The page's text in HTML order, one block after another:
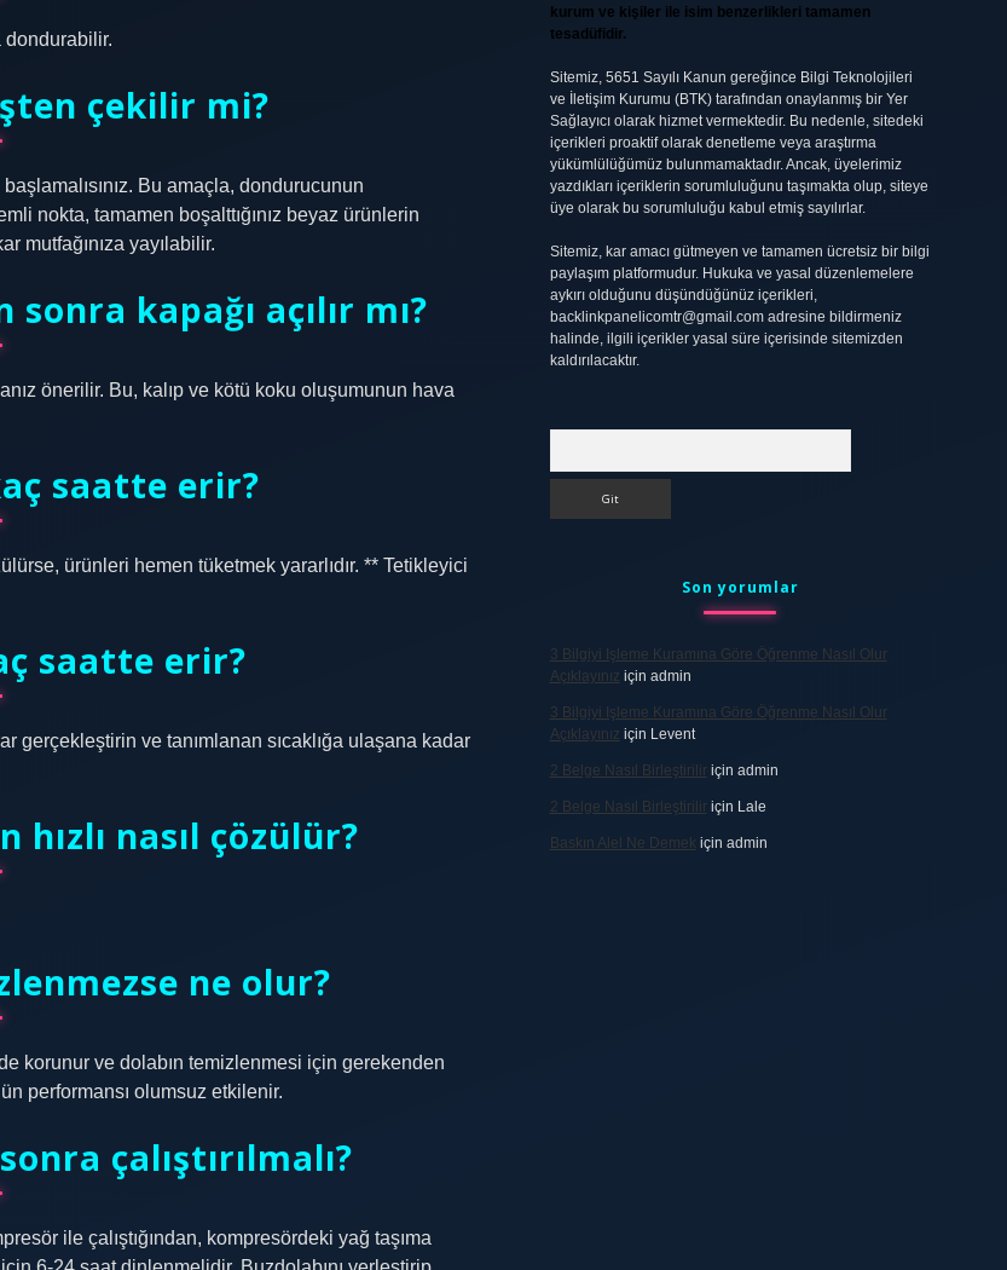
dondurabilir.
çekilir mi?
Bu amaçla, dondurucunun
nokta, tamamen boşalttığınız beyaz ürünlerin
mutfağınıza yayılabilir.
kapağı açılır mı?
önerilir. Bu, kalıp ve kötü koku oluşumunun hava
saatte erir?
ürünleri hemen tüketmek yararlıdır. ** Tetikleyici
saatte erir?
gerçekleştirin ve tanımlanan sıcaklığa ulaşana kadar
nasıl çözülür?
ne olur?
korunur ve dolabın temizlenmesi için gerekenden
performansı olumsuz etkilenir.
çalıştırılmalı?
ile çalıştığından, kompresördeki yağ taşıma
kurum ve kişiler ile isim benzerlikleri tamamen
tesadüfidir.
Sitemiz, 5651 Sayılı Kanun gereğince Bilgi Teknolojileri
ve İletişim Kurumu (BTK) tarafından onaylanmış bir Yer
Sağlayıcı olarak hizmet vermektedir. Bu nedenle, sitedeki
içerikleri proaktif olarak denetleme veya araştırma
yükümlülüğümüz bulunmamaktadır. Ancak, üyelerimiz
yazdıkları içeriklerin sorumluluğunu taşımakta olup, siteye
üye olarak bu sorumluluğu kabul etmiş sayılırlar.
Sitemiz, kar amacı gütmeyen ve tamamen ücretsiz bir bilgi
paylaşım platformudur. Hukuka ve yasal düzenlemelere
aykırı olduğunu düşündüğünüz içerikleri,
backlinkpanelicomtr@gmail.comadresine bildirmeniz
halinde, ilgili içerikler yasal süre içerisinde sitemizden
kaldırılacaktır.
Son yorumlar
3 Bilgiyi Işleme Kuramına Göre Öğrenme Nasıl Olur
Açıklayınız için admin
3 Bilgiyi Işleme Kuramına Göre Öğrenme Nasıl Olur
Açıklayınız için Levent
2 Belge Nasıl Birleştiriliriçin admin
2 Belge Nasıl Birleştiriliriçin Lale
Baskın Alel Ne Demek için admin